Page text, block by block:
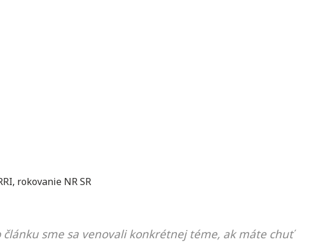
, rokovanie NR SR
článku sme sa venovali konkrétnej téme, ak máte chuť